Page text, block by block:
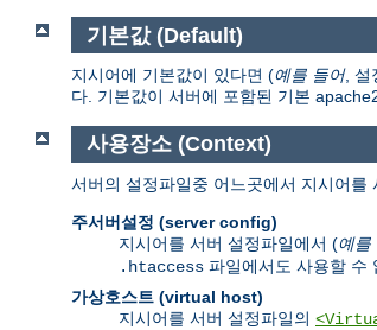
기본값 (Default)
지시어에 기본값이 있다면 (예를 들어, 설
다. 기본값이 서버에 포함된 기본
사용장소 (Context)
서버의 설정파일중 어느곳에서 지시어
주서버설정 (server config)
지시어를 서버 설정파일에서 (예를
.htaccess 파일에서도 사용할 수
가상호스트 (virtual host)
지시어를 서버 설정파일의